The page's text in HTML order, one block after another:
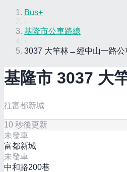
Bus+
基隆市公車路線
3037 大竿林→經中山一路公
基隆市 3037 大
往富都新城
10 秒後更新
未發車
富都新城
未發車
中和路200巷